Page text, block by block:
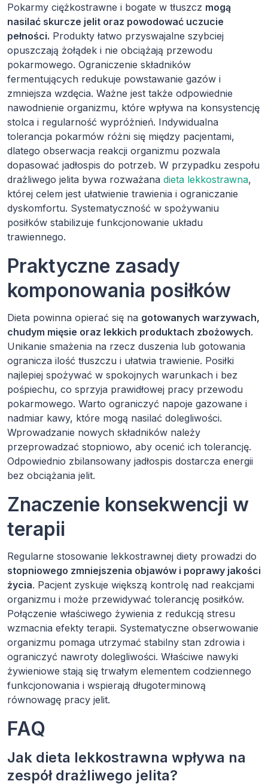
Pokarmy ciężkostrawne i bogate w tłuszcz mogą
nasilać skurcze jelit oraz powodować uczucie
pełności. Produkty łatwo przyswajalne szybciej
opuszczają żołądek i nie obciążają przewodu
pokarmowego. Ograniczenie składników
fermentujących redukuje powstawanie gazów i
zmniejsza wzdęcia. Ważne jest także odpowiednie
nawodnienie organizmu, które wpływa na konsystencję
stolca i regularność wypróżnień. Indywidualna
tolerancja pokarmów różni się między pacjentami,
dlatego obserwacja reakcji organizmu pozwala
dopasować jadłospis do potrzeb. W przypadku zespołu
drażliwego jelita bywa rozważana dieta lekkostrawna,
której celem jest ułatwienie trawienia i ograniczanie
dyskomfortu. Systematyczność w spożywaniu
posiłków stabilizuje funkcjonowanie układu
trawiennego.
Praktyczne zasady
komponowania posiłków
Dieta powinna opierać się na gotowanych warzywach,
chudym mięsie oraz lekkich produktach zbożowych.
Unikanie smażenia na rzecz duszenia lub gotowania
ogranicza ilość tłuszczu i ułatwia trawienie. Posiłki
najlepiej spożywać w spokojnych warunkach i bez
pośpiechu, co sprzyja prawidłowej pracy przewodu
pokarmowego. Warto ograniczyć napoje gazowane i
nadmiar kawy, które mogą nasilać dolegliwości.
Wprowadzanie nowych składników należy
przeprowadzać stopniowo, aby ocenić ich tolerancję.
Odpowiednio zbilansowany jadłospis dostarcza energii
bez obciążania jelit.
Znaczenie konsekwencji w
terapii
Regularne stosowanie lekkostrawnej diety prowadzi do
stopniowego zmniejszenia objawów i poprawy jakości
życia. Pacjent zyskuje większą kontrolę nad reakcjami
organizmu i może przewidywać tolerancję posiłków.
Połączenie właściwego żywienia z redukcją stresu
wzmacnia efekty terapii. Systematyczne obserwowanie
organizmu pomaga utrzymać stabilny stan zdrowia i
ograniczyć nawroty dolegliwości. Właściwe nawyki
żywieniowe stają się trwałym elementem codziennego
funkcjonowania i wspierają długoterminową
równowagę pracy jelit.
FAQ
Jak dieta lekkostrawna wpływa na
zespół drażliwego jelita?